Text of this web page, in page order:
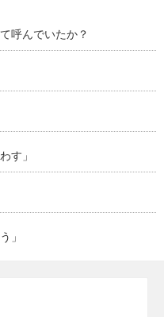
呼んでいたか？
す」
」